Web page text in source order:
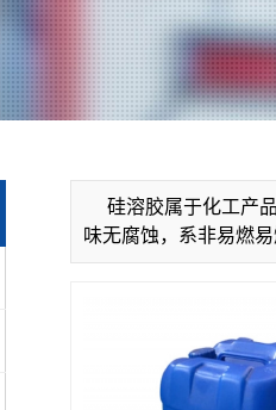
硅溶胶属于化工产
味无腐蚀，系非易燃易